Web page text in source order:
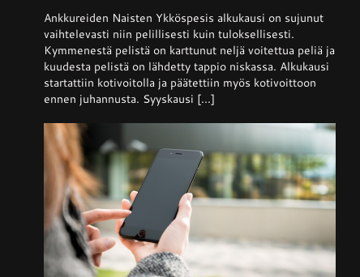
Ykköspesis:
Kangerteleva
kevätkausi
Ankkureiden Naisten Ykköspesis alkukausi on sujunut
vaihtelevasti niin pelillisesti kuin tuloksellisesti.
Kymmenestä pelistä on karttunut neljä voitettua peliä ja
kuudesta pelistä on lähdetty tappio niskassa. Alkukausi
startattiin kotivoitolla ja päätettiin myös kotivoittoon
ennen juhannusta. Syyskausi [...]